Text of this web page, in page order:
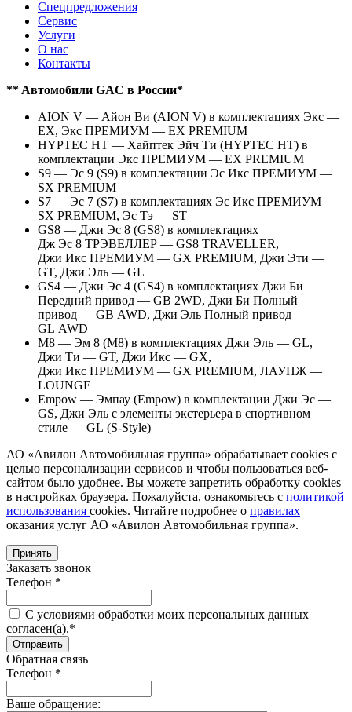
Спецпредложения
Сервис
Услуги
О нас
Контакты
** Aвтомобили GAC в России*
AION V — Айон Ви (AION V) в комплектациях Экс —
EX, Экс ПРЕМИУМ — EX PREMIUM
HYPTEC HT — Хайптек Эйч Ти (HYPTEC HT) в
комплектации Экс ПРЕМИУМ — EX PREMIUM
S9 — Эс 9 (S9) в комплектации Эс Икс ПРЕМИУМ —
SX PREMIUM
S7 — Эс 7 (S7) в комплектациях Эс Икс ПРЕМИУМ —
SX PREMIUM, Эс Тэ — ST
GS8 — Джи Эс 8 (GS8) в комплектациях
Дж Эс 8 ТРЭВЕЛЛЕР — GS8 TRAVELLER,
Джи Икс ПРЕМИУМ — GX PREMIUM, Джи Эти —
GT, Джи Эль — GL
GS4 — Джи Эс 4 (GS4) в комплектациях Джи Би
Передний привод — GB 2WD, Джи Би Полный
привод — GB AWD, Джи Эль Полный привод —
GL AWD
M8 — Эм 8 (M8) в комплектациях Джи Эль — GL,
Джи Ти — GT, Джи Икс — GX,
Джи Икс ПРЕМИУМ — GX PREMIUM, ЛАУНЖ —
LOUNGE
Empow — Эмпау (Empow) в комплектации Джи Эс —
GS, Джи Эль с элементы экстерьера в спортивном
стиле — GL (S-Style)
АО «Авилон Автомобильная группа» обрабатывает cookies с
целью персонализации сервисов и чтобы пользоваться веб-
сайтом было удобнее. Вы можете запретить обработку сookies
в настройках браузера. Пожалуйста, ознакомьтесь с политикой
использования cookies. Читайте подробнее о правилах
оказания услуг АО «Авилон Автомобильная группа».
Принять
Заказать звонок
Телефон *
C условиями обработки моих персональных данных
согласен(а).*
Обратная связь
Телефон *
Ваше обращение: